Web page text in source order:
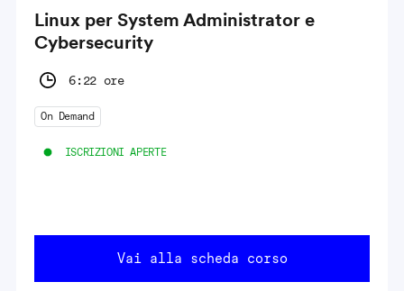
Linux per System Administrator e
Cybersecurity
6:22 ore
On Demand
ISCRIZIONI APERTE
Vai alla scheda corso